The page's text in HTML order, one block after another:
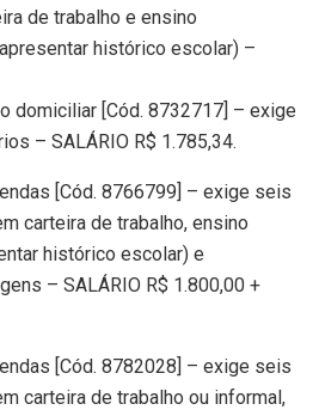
de trabalho e ensino
histórico escolar) –
domiciliar [Cód. 8732717] – exige
– SALÁRIO R$ 1.785,34.
[Cód. 8766799] – exige seis
carteira de trabalho, ensino
histórico escolar) e
– SALÁRIO R$ 1.800,00 +
[Cód. 8782028] – exige seis
carteira de trabalho ou informal,